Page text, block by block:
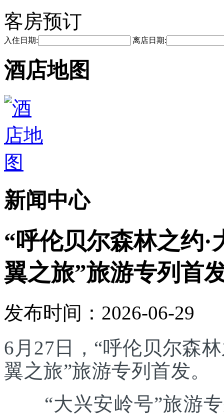
客房预订
入住日期: 离店日期:
酒店地图
新闻中心
“呼伦贝尔森林之约·
翼之旅”旅游专列首
发布时间：2026-06-29
6月27日，“呼伦贝尔森
翼之旅”旅游专列首发。
“大兴安岭号”旅游专